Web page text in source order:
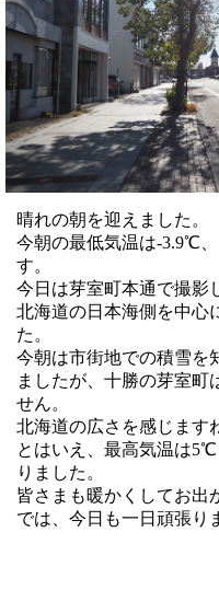
晴れの朝を迎えました。
今朝の最低気温は-3.9℃
す。
今日は芽室町本通で撮影
北海道の日本海側を中心
た。
今朝は市街地での積雪を
ましたが、十勝の芽室町
せん。
北海道の広さを感じます
とはいえ、最高気温は
りました。
皆さまも暖かくしてお出
では、今日も一日頑張り